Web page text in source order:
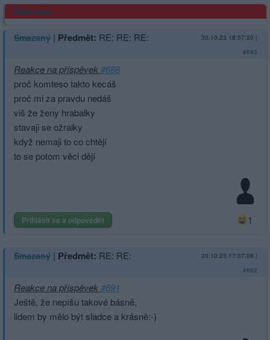
Reklama
Smazaný | Předmět: RE: RE: RE: 30.10.23 18:57:20 |
#693
Reakce na příspěvek#688
proč komteso takto kecáš
proč mi za pravdu nedáš
viš že ženy hrabalky
stavaji se ožralky
když nemaji to co chtějí
to se potom věci dějí
Přihlásit se a odpovědět 1
Smazaný | Předmět: RE: RE: 30.10.23 17:37:08 |
#692
Reakce na příspěvek#691
Ještě, že nepíšu takové básně,
lidem by mělo být sladce a krásně:-)